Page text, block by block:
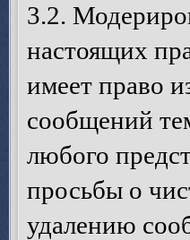
3.2.
настоящих
имеет право
сообщений
любого
просьбы о
удалению